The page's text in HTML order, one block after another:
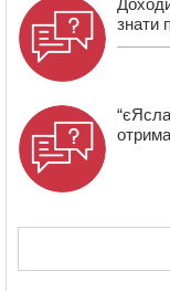
знати